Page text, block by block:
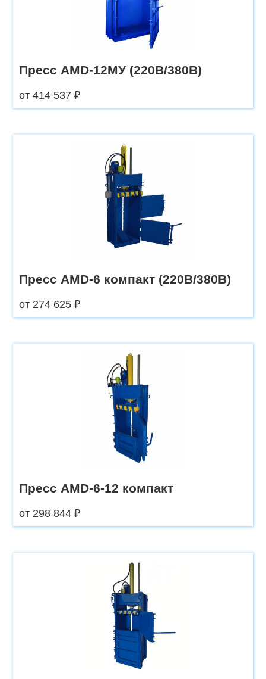
Пресс AMD-12МУ (220В/380В)
от 414 537 ₽
Пресс AMD-6 компакт (220В/380В)
от 274 625 ₽
Пресс AMD-6-12 компакт
от 298 844 ₽